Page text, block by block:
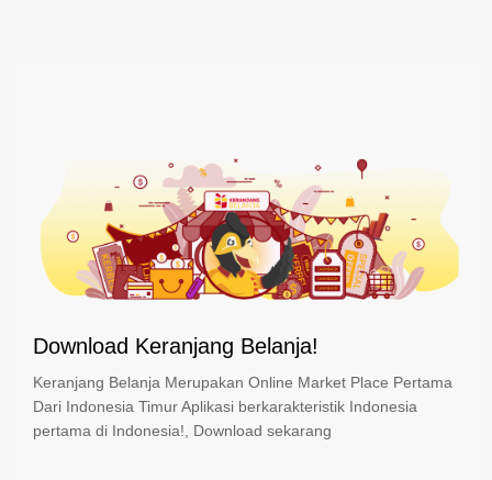
Download Keranjang Belanja!
Keranjang Belanja Merupakan Online Market Place Pertama
Dari Indonesia Timur Aplikasi berkarakteristik Indonesia
pertama di Indonesia!, Download sekarang